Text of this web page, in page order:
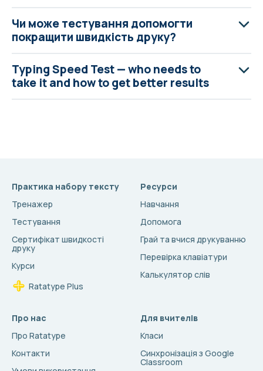
Чи може тестування допомогти
покращити швидкість друку?
Typing Speed Test — who needs to
take it and how to get better results
Практика набору тексту
Тренажер
Тестування
Сертифікат швидкості
друку
Курси
Ratatype Plus
Ресурси
Навчання
Допомога
Грай та вчися друкуванню
Перевірка клавіатури
Калькулятор слів
Про нас
Про Ratatype
Контакти
Для вчителів
Класи
Синхронізація з Google
Classroom